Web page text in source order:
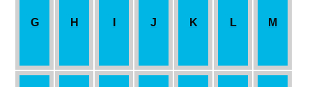
G H J K L M